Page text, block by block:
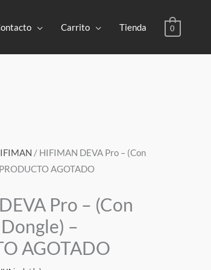
Carrito Tienda 0
/ HIFIMAN DEVA Pro – (Con
AGOTADO
Pro – (Con
–
AGOTADO